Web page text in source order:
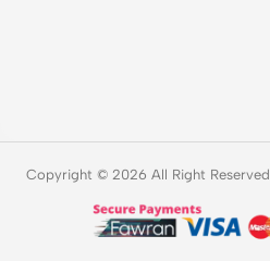
Copyright © 2026 All Right Reserved